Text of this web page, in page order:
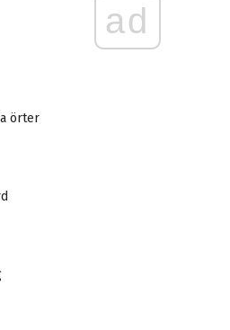
ad
örter